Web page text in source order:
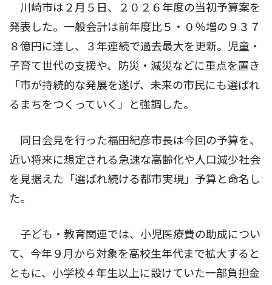
川崎市は２月５日、２０２６年度の当初予算案を
発表した。一般会計は前年度比５・０％増の９３７
８億円に達し、３年連続で過去最大を更新。児童・
子育て世代の支援や、防災・減災などに重点を置き
「市が持続的な発展を遂げ、未来の市民にも選ばれ
るまちをつくっていく」と強調した。
同日会見を行った福田紀彦市長は今回の予算を、
近い将来に想定される急速な高齢化や人口減少社会
を見据えた「選ばれ続ける都市実現」予算と命名し
た。
子ども・教育関連では、小児医療費の助成につい
て、今年９月から対象を高校生年代まで拡大すると
ともに、小学校４年生以上に設けていた一部負担金